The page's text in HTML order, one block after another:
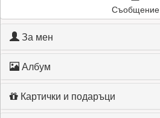
Съобщение
За мен
Албум
Картички и подаръци